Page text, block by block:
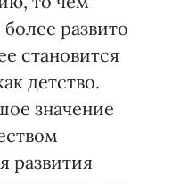
развито
становится
детство.
значение
развития